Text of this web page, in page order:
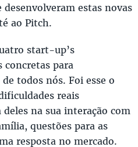
estas novas
ao Pitch.
start-up’s
concretas para
todos nós. Foi esse o
reais
na sua interação com
questões para as
resposta no mercado.